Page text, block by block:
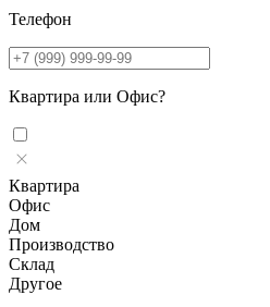
Телефон
Квартира или Офис?
Квартира
Офис
Дом
Производство
Склад
Другое